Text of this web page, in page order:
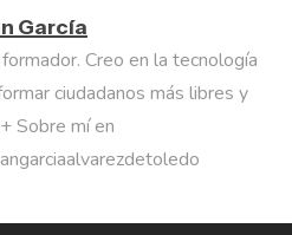
García
Creo en la tecnología
ciudadanos más libres y
Sobre mí en